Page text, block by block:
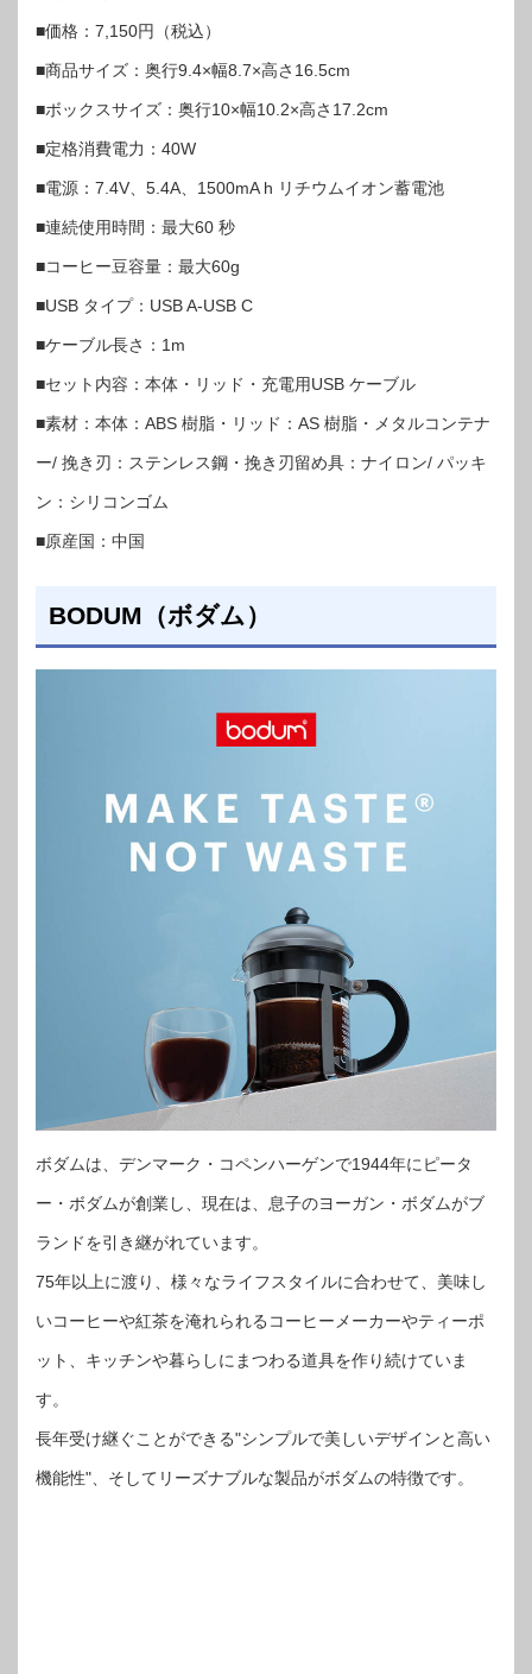
■価格：7,150円（税込）
■商品サイズ：奥行9.4×幅8.7×高さ16.5cm
■ボックスサイズ：奥行10×幅10.2×高さ17.2cm
■定格消費電力：40W
■電源：7.4V、5.4A、1500mA h リチウムイオン蓄電池
■連続使用時間：最大60 秒
■コーヒー豆容量：最大60g
■USB タイプ：USB A-USB C
■ケーブル長さ：1m
■セット内容：本体・リッド・充電用USB ケーブル
■素材：本体：ABS 樹脂・リッド：AS 樹脂・メタルコンテナ
ー/ 挽き刃：ステンレス鋼・挽き刃留め具：ナイロン/ パッキ
ン：シリコンゴム
■原産国：中国
BODUM（ボダム）
ボダムは、デンマーク・コペンハーゲンで1944年にピータ
ー・ボダムが創業し、現在は、息子のヨーガン・ボダムがブ
ランドを引き継がれています。
75年以上に渡り、様々なライフスタイルに合わせて、美味し
いコーヒーや紅茶を淹れられるコーヒーメーカーやティーポ
ット、キッチンや暮らしにまつわる道具を作り続けていま
す。
長年受け継ぐことができる"シンプルで美しいデザインと高い
機能性"、そしてリーズナブルな製品がボダムの特徴です。